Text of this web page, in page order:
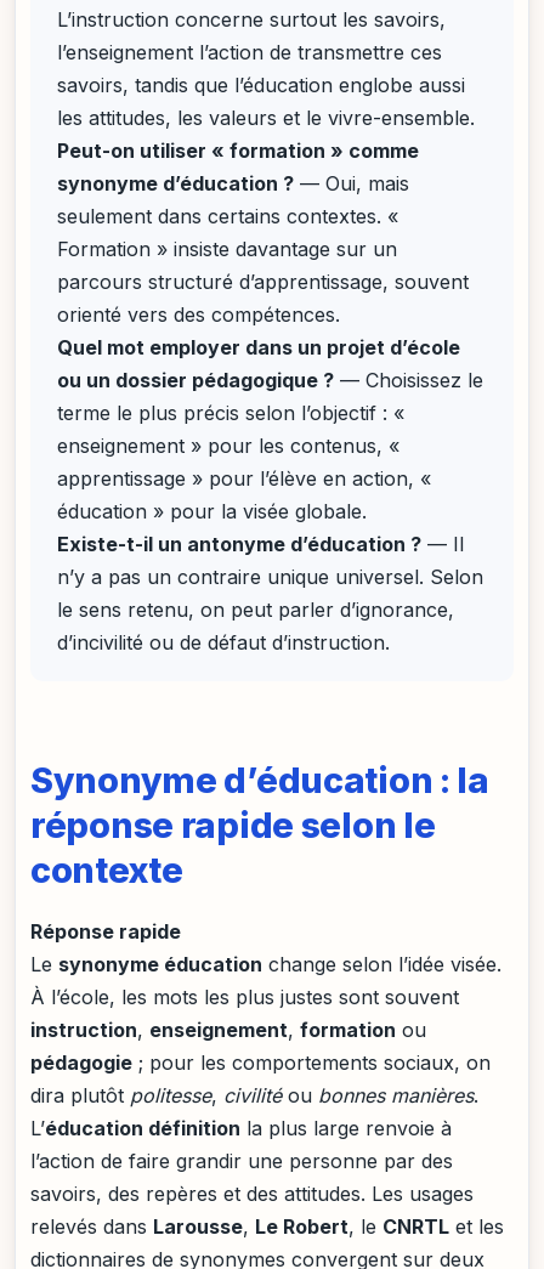
L’instruction concerne surtout les savoirs,
l’enseignement l’action de transmettre ces
savoirs, tandis que l’éducation englobe aussi
les attitudes, les valeurs et le vivre-ensemble.
Peut-on utiliser « formation » comme
synonyme d’éducation ? — Oui, mais
seulement dans certains contextes. «
Formation » insiste davantage sur un
parcours structuré d’apprentissage, souvent
orienté vers des compétences.
Quel mot employer dans un projet d’école
ou un dossier pédagogique ? — Choisissez le
terme le plus précis selon l’objectif : «
enseignement » pour les contenus, «
apprentissage » pour l’élève en action, «
éducation » pour la visée globale.
Existe-t-il un antonyme d’éducation ? — Il
n’y a pas un contraire unique universel. Selon
le sens retenu, on peut parler d’ignorance,
d’incivilité ou de défaut d’instruction.
Synonyme d’éducation : la
réponse rapide selon le
contexte
Réponse rapide
Le synonyme éducation change selon l’idée visée.
À l’école, les mots les plus justes sont souvent
instruction, enseignement, formation ou
pédagogie ; pour les comportements sociaux, on
dira plutôt politesse, civilitéou bonnes manières.
L’éducation définition la plus large renvoie à
l’action de faire grandir une personne par des
savoirs, des repères et des attitudes. Les usages
relevés dans Larousse, Le Robert, le CNRTL et les
dictionnaires de synonymes convergent sur deux